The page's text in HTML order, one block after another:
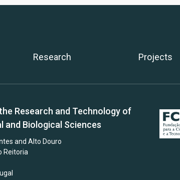
Research Projects
Research and Technology of
and Biological Sciences
and Alto Douro
Reitoria